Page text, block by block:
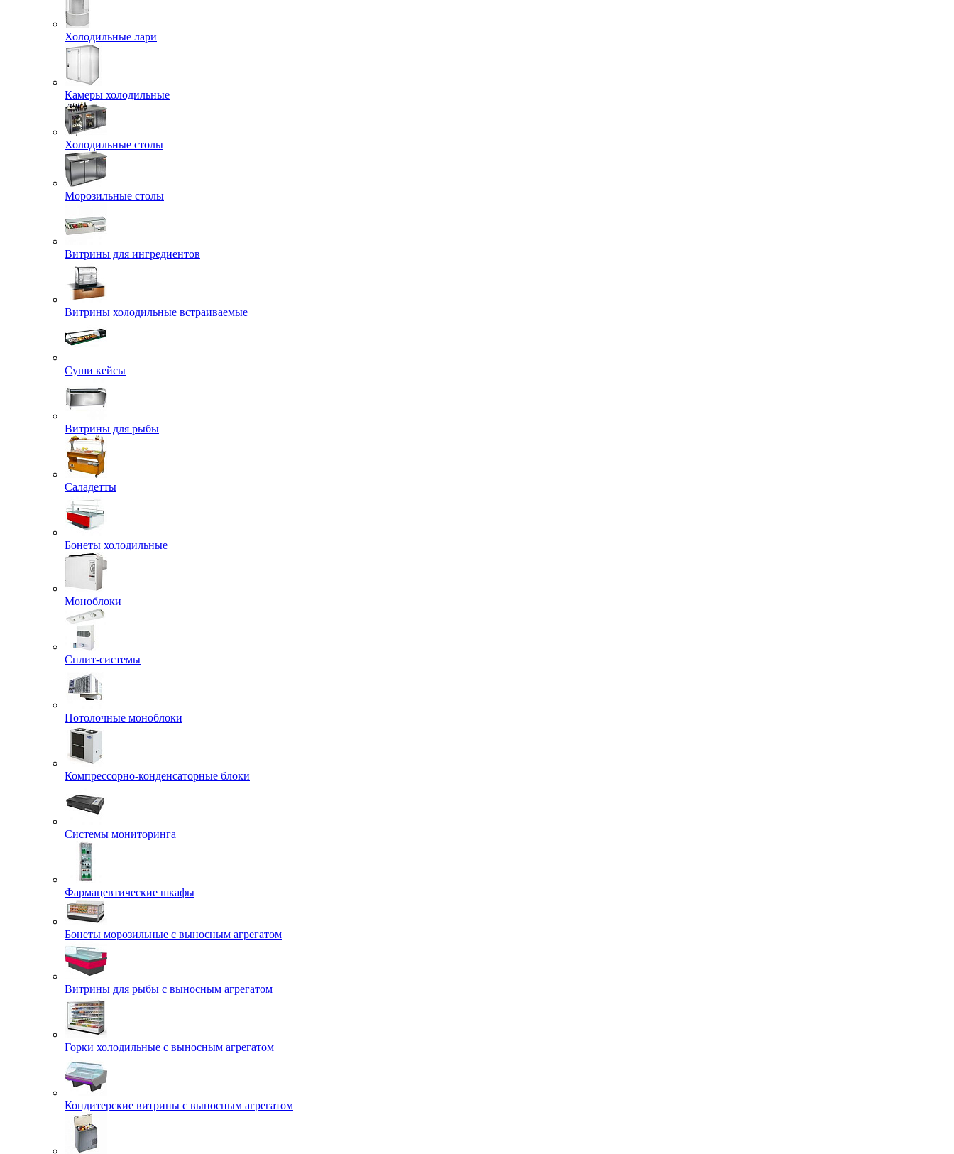
Холодильные лари
Камеры холодильные
Холодильные столы
Морозильные столы
Витрины для ингредиентов
Витрины холодильные встраиваемые
Суши кейсы
Витрины для рыбы
Саладетты
Бонеты холодильные
Моноблоки
Сплит-системы
Потолочные моноблоки
Компрессорно-конденсаторные блоки
Системы мониторинга
Фармацевтические шкафы
Бонеты морозильные с выносным агрегатом
Витрины для рыбы с выносным агрегатом
Горки холодильные с выносным агрегатом
Кондитерские витрины с выносным агрегатом